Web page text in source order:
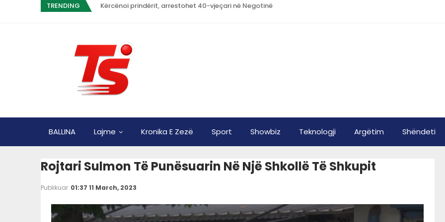
TRENDING Kërcënoi prindërit, arrestohet 40-vjeçari në Negotinë
BALLINA Lajme Kronika E Zezë Sport Showbiz Teknologji Argëtim Shëndeti
Rojtari Sulmon Të Punësuarin Në Një Shkollë Të Shkupit
Publikuar 01:37 11 March, 2023